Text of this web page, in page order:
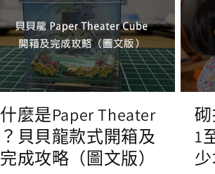
什麼是Paper Theater
？貝貝龍款式開箱及
完成攻略（圖文版）
1